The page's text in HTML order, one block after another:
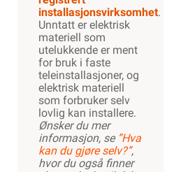
installasjonsvirksomhet.
Unntatt er elektrisk
materiell som
utelukkende er ment
for bruk i faste
teleinstallasjoner, og
elektrisk materiell
som forbruker selv
lovlig kan installere.
Ønsker du mer
informasjon, se ”Hva
kan du gjøre selv?”,
hvor du også finner